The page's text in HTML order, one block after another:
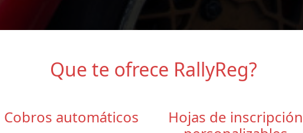
Que te ofrece RallyReg?
Cobros automáticos
Hojas de inscripción